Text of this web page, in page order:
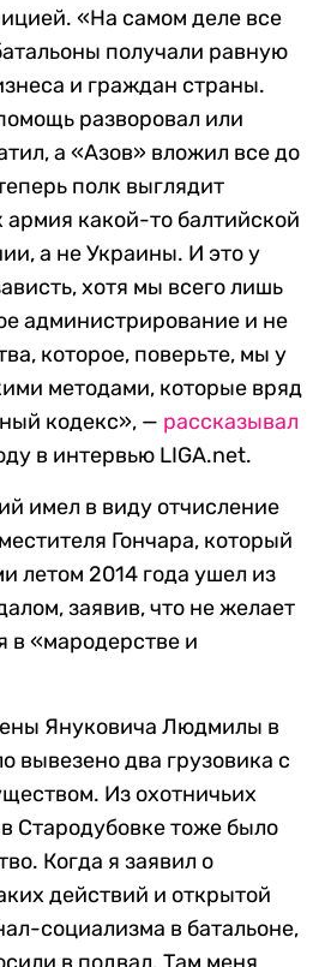
«На самом деле все
получали равную
и граждан страны.
разворовал или
а «Азов» вложил все до
полк выглядит
армия какой-то балтийской
а не Украины. И это у
хотя мы всего лишь
администрирование и не
которое, поверьте, мы у
методами, которые вряд
кодекс», — рассказывал
в интервью LIGA.net.
имел в виду отчисление
Гончара, который
летом 2014 года ушел из
заявив, что не желает
в «мародерстве и
Януковича Людмилы в
вывезено два грузовика с
Из охотничьих
Стародубовке тоже было
Когда я заявил о
действий и открытой
социализма в батальоне,